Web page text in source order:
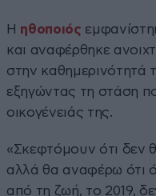
Η ηθοποιός
και αναφέρθηκε
στην καθημερινότητά
εξηγώντας τη στάση
οικογένειάς της.
«Σκεφτόμουν ότι δεν
αλλά θα αναφέρω ότι
από τη ζωή, το 2019,